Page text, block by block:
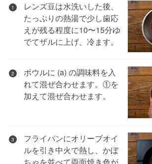
1
レンズ豆は水洗いした後、
たっぷりの熱湯で少し歯応
えが残る程度に10〜15分ゆ
でてザルに上げ、冷ます。
2
ボウルに (a) の調味料を入
れて混ぜ合わせます。①を
加えて混ぜ合わせます。
3
フライパンにオリーブオイ
ルを引き中火で熱し、かぼ